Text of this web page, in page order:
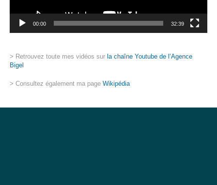
00:00 32:39
> Retrouvez toute mes vidéos sur la chaîne Youtube de l’Agence
Bigel
> Consultez également ma page Wikipédia